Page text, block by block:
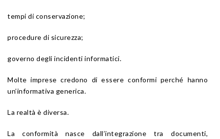
tempi di conservazione;
procedure di sicurezza;
governo degli incidenti informatici.
Molte imprese credono di essere conformi perché hanno
un’informativa generica.
La realtà è diversa.
La conformità nasce dall’integrazione tra documenti,